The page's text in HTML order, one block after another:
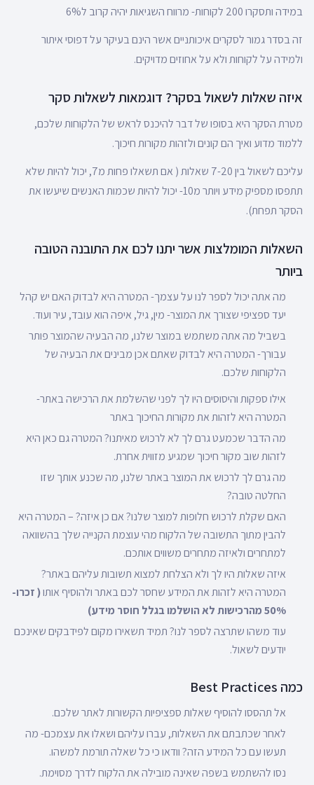
במידה ותסקרו 200 לקוחות- מרווח השגיאות יהיה קרוב ל6%
זה בסדר גמור לסקרים איכותניים אשר הינם בעיקר על דפוסי איתור
ולמידה על לקוחות ולא על אחוזים מדויקים.
איזה שאלות לשאול בסקר? דוגמאות לשאלות סקר
מטרת הסקר היא בסופו של דבר להיכנס לראש של הלקוחות שלכם,
ללמוד מדוע ואיך הם קונים ולזהות מקורות חיכוך.
עליכם לשאול בין 7-20 שאלות ( אם תשאלו פחות מ7, יכול להיות שלא
תתפסו מספיק מידע ויותר מ10- יכול להיות שכמות האנשים שיעשו את
הסקר תפחת).
השאלות המומלצות אשר יתנו לכם את התובנה הטובה
ביותר
מה אתה יכול לספר לנו על עצמך- המטרה היא לבדוק האם יש קהל
יעד ספציפי שצורך את המוצר- מין, גיל, איפה הוא עובד, עיר ועוד.
בשביל מה אתה משתמש במוצר שלנו, מה הבעיה שהמוצר פותר
עבורך- המטרה היא לבדוק שאתם אכן מבינים את הבעיה של
הלקוחות שלכם.
אילו ספקות והיסוסים היו לך לפני שהשלמת את הרכישה באתר-
המטרה היא לזהות את מקורות החיכוך באתר
מה הדבר שכמעט גרם לך לא לרכוש מאיתנו? המטרה גם כאן היא
לזהות שוב מקור חיכוך שמגיע מזווית אחרת.
מה גרם לך לרכוש את המוצר באתר שלנו, מה שכנע אותך שזו
החלטה טובה?
האם שקלת לרכוש חלופות למוצר שלנו? אם כן איזה? – המטרה היא
להבין מתוך התשובה של הלקוח מהי עוצמת הקנייה שלך בהשוואה
למתחרים ולאיזה מתחרים משווים אותכם.
איזה שאלות היו לך ולא הצלחת למצוא תשובות עליהם באתר?
המטרה היא לזהות את המידע שחסר לכם באתר ולהוסיף אותו( זכרו-
50% מהרכישות לא הושלמו בגלל חוסר מידע)
עוד משהו שתרצה לספר לנו? תמיד תשאירו מקום לפידבקים שאינכם
יודעים לשאול.
כמה Best Practices
אל תהססו להוסיף שאלות ספציפיות הקשורות לאתר שלכם.
לאחר שכתבתם את השאלות, עברו עליהם ושאלו את עצמכם- מה
תעשו עם כל המידע הזה? וודאו כי כל שאלה תורמת למשהו.
נסו להשתמש בשפה שאינה מובילה את הלקוח לדרך מסוימת.